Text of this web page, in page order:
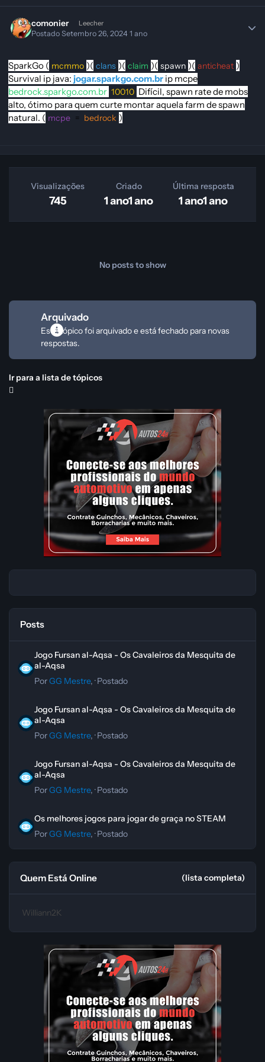
comonier Leecher
PostadoSetembro 26, 20241 ano
SparkGo ( mcmmo )( clans )( claim )( spawn )( anticheat )
Survival ip java: jogar.sparkgo.com.br ip mcpe
bedrock.sparkgo.com.br 10010 Difícil, spawn rate de mobs
alto, ótimo para quem curte montar aquela farm de spawn
natural. ( mcpe = bedrock )
Visualizações
745
Criado
1 ano1 ano
Última resposta
1 ano1 ano
No posts to show
Arquivado
Este tópico foi arquivado e está fechado para novas
respostas.
Ir para a lista de tópicos
Posts
Jogo Fursan al-Aqsa - Os Cavaleiros da Mesquita de
al-Aqsa
PorGG Mestre, ·Postado
Jogo Fursan al-Aqsa - Os Cavaleiros da Mesquita de
al-Aqsa
PorGG Mestre, ·Postado
Jogo Fursan al-Aqsa - Os Cavaleiros da Mesquita de
al-Aqsa
PorGG Mestre, ·Postado
Os melhores jogos para jogar de graça no STEAM
PorGG Mestre, ·Postado
Quem Está Online (lista completa)
Williann2K